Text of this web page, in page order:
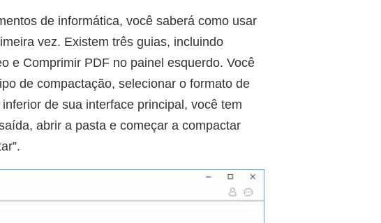
de informática, você saberá como usar
vez. Existem três guias, incluindo
e Comprimir PDF no painel esquerdo. Você
de compactação, selecionar o formato de
de sua interface principal, você tem
abrir a pasta e começar a compactar